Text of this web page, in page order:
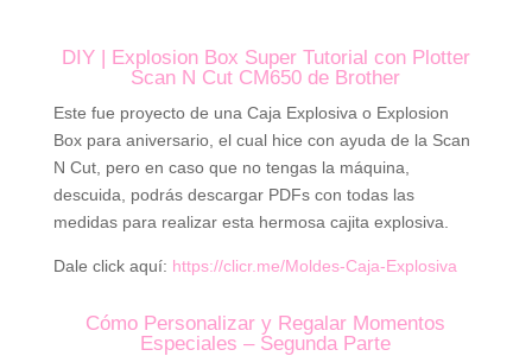
DIY | Explosion Box Super Tutorial con Plotter
Scan N Cut CM650 de Brother
Este fue proyecto de una Caja Explosiva o Explosion
Box para aniversario, el cual hice con ayuda de la Scan
N Cut, pero en caso que no tengas la máquina,
descuida, podrás descargar PDFs con todas las
medidas para realizar esta hermosa cajita explosiva.
Dale click aquí: https://clicr.me/Moldes-Caja-Explosiva
Cómo Personalizar y Regalar Momentos
Especiales – Segunda Parte